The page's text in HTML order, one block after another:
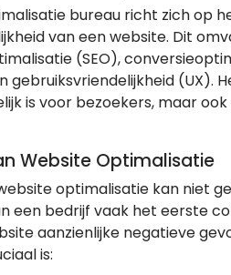
bureau richt zich op
van een website. Dit
(SEO),
gebruiksvriendelijkheid (UX).
is voor bezoekers, maar
Website Optimalisatie
optimalisatie kan niet
een bedrijf vaak het eerste
aanzienlijke negatieve
is: